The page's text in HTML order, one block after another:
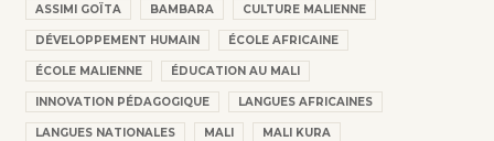
ASSIMI GOÏTA BAMBARA CULTURE MALIENNE
DÉVELOPPEMENT HUMAIN ÉCOLE AFRICAINE
ÉCOLE MALIENNE ÉDUCATION AU MALI
INNOVATION PÉDAGOGIQUE LANGUES AFRICAINES
LANGUES NATIONALES MALI MALI KURA